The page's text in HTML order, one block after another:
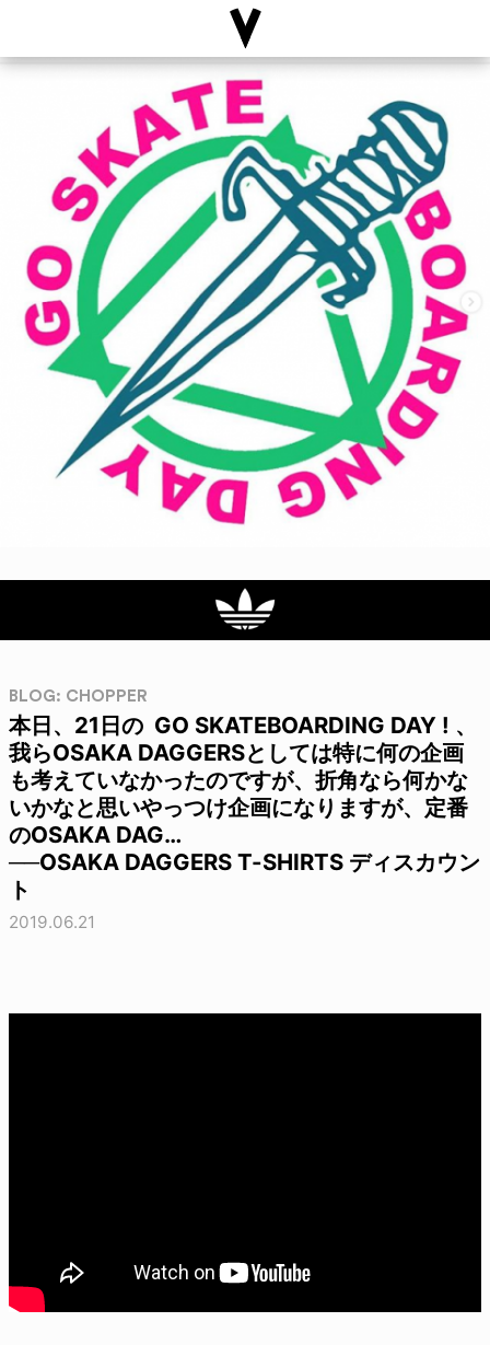
BLOG: CHOPPER
本日、21日の GO SKATEBOARDING DAY ! 、
我らOSAKA DAGGERSとしては特に何の企画
も考えていなかったのですが、折角なら何かな
いかなと思いやっつけ企画になりますが、定番
のOSAKA DAG…
──OSAKA DAGGERS T-SHIRTS ディスカウン
ト
2019.06.21